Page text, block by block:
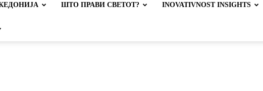
ШТО ПРАВИ СВЕТОТ? INOVATIVNOST INSIGHTS